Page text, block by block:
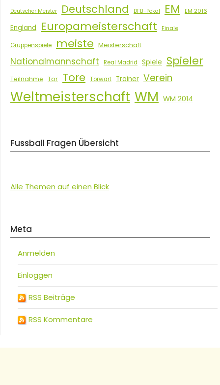
Deutscher Meister Deutschland DFB-Pokal EM EM 2016
England Europameisterschaft Finale
Gruppenspiele meiste Meisterschaft
Nationalmannschaft Real Madrid Spiele Spieler
Teilnahme Tor Tore Torwart Trainer Verein
Weltmeisterschaft WM WM 2014
Fussball Fragen Übersicht
Alle Themen auf einen Blick
Meta
Anmelden
Einloggen
RSS Beiträge
RSS Kommentare